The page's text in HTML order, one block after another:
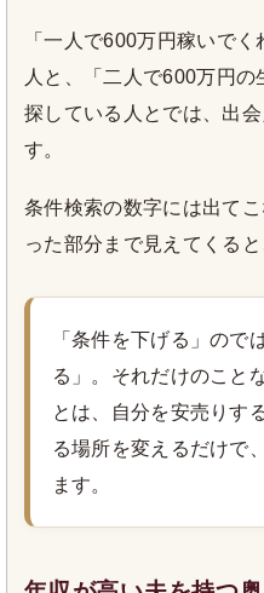
「一人で600万円稼いで
人と、「二人で600万円
探している人とでは、出
す。
条件検索の数字には出て
った部分まで見えてくる
「条件を下げる」ので
る」。それだけのこと
とは、自分を安売りす
る場所を変えるだけで
ます。